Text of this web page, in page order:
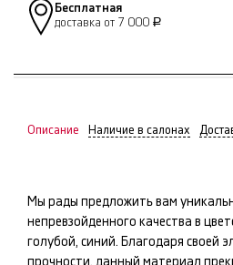
Бесплатная
доставка от 7 000 Р
Описание Наличие в салонах
Мы рады предложить вам
непревзойденного качества в
голубой, синий. Благодаря своей
прочности, данный материал